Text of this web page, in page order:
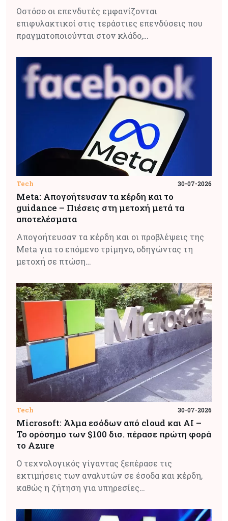
Ωστόσο οι επενδυτές εμφανίζονται
επιφυλακτικοί στις τεράστιες επενδύσεις που
πραγματοποιούνται στον κλάδο,…
Tech 30-07-2026
Meta: Απογοήτευσαν τα κέρδη και το
guidance – Πιέσεις στη μετοχή μετά τα
αποτελέσματα
Απογοήτευσαν τα κέρδη και οι προβλέψεις της
Meta για το επόμενο τρίμηνο, οδηγώντας τη
μετοχή σε πτώση…
Tech 30-07-2026
Microsoft: Άλμα εσόδων από cloud και AI –
Το ορόσημο των $100 δισ. πέρασε πρώτη φορά
το Azure
Ο τεχνολογικός γίγαντας ξεπέρασε τις
εκτιμήσεις των αναλυτών σε έσοδα και κέρδη,
καθώς η ζήτηση για υπηρεσίες…